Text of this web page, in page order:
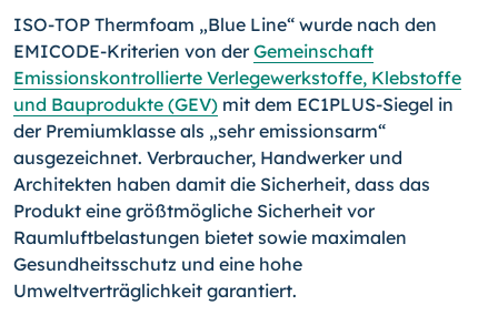
ISO-TOP Thermfoam „Blue Line“ wurde nach den
EMICODE-Kriterien von derGemeinschaft
Emissionskontrollierte Verlegewerkstoffe, Klebstoffe
und Bauprodukte (GEV) mit dem EC1PLUS-Siegel in
der Premiumklasse als „sehr emissionsarm“
ausgezeichnet. Verbraucher, Handwerker und
Architekten haben damit die Sicherheit, dass das
Produkt eine größtmögliche Sicherheit vor
Raumluftbelastungen bietet sowie maximalen
Gesundheitsschutz und eine hohe
Umweltverträglichkeit garantiert.